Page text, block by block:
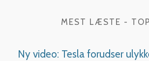
MEST LÆSTE -
Ny video: Tesla forudser